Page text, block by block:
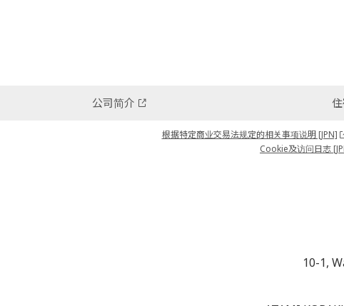
公司简介
根据特定商业交易法规定的相关事项说明 [JPN]
Cookie及访问日志
10-1,